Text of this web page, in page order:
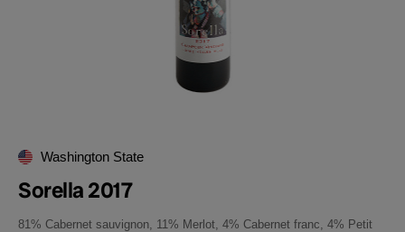
Washington State
Sorella 2017
81% Cabernet sauvignon, 11% Merlot, 4% Cabernet franc, 4% Petit